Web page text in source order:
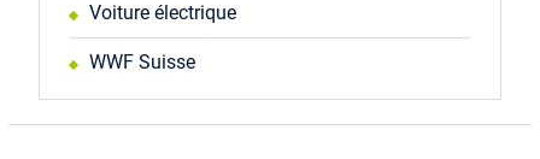
Voiture électrique
WWF Suisse